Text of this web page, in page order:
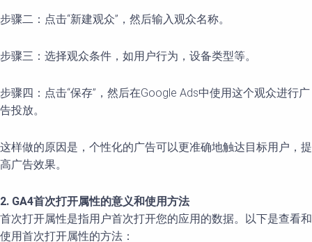
步骤二：点击“新建观众”，然后输入观众名称。
步骤三：选择观众条件，如用户行为，设备类型等。
步骤四：点击“保存”，然后在Google Ads中使用这个观众进行广
告投放。
这样做的原因是，个性化的广告可以更准确地触达目标用户，提
高广告效果。
2. GA4首次打开属性的意义和使用方法
首次打开属性是指用户首次打开您的应用的数据。以下是查看和
使用首次打开属性的方法：